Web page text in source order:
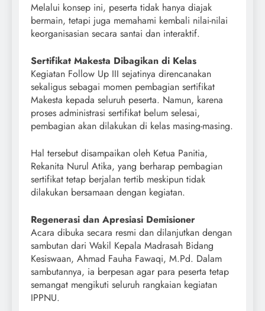
Melalui konsep ini, peserta tidak hanya diajak
bermain, tetapi juga memahami kembali nilai-nilai
keorganisasian secara santai dan interaktif.
Sertifikat Makesta Dibagikan di Kelas
Kegiatan Follow Up III sejatinya direncanakan
sekaligus sebagai momen pembagian sertifikat
Makesta kepada seluruh peserta. Namun, karena
proses administrasi sertifikat belum selesai,
pembagian akan dilakukan di kelas masing-masing.
Hal tersebut disampaikan oleh Ketua Panitia,
Rekanita Nurul Atika, yang berharap pembagian
sertifikat tetap berjalan tertib meskipun tidak
dilakukan bersamaan dengan kegiatan.
Regenerasi dan Apresiasi Demisioner
Acara dibuka secara resmi dan dilanjutkan dengan
sambutan dari Wakil Kepala Madrasah Bidang
Kesiswaan, Ahmad Fauha Fawaqi, M.Pd. Dalam
sambutannya, ia berpesan agar para peserta tetap
semangat mengikuti seluruh rangkaian kegiatan
IPPNU.